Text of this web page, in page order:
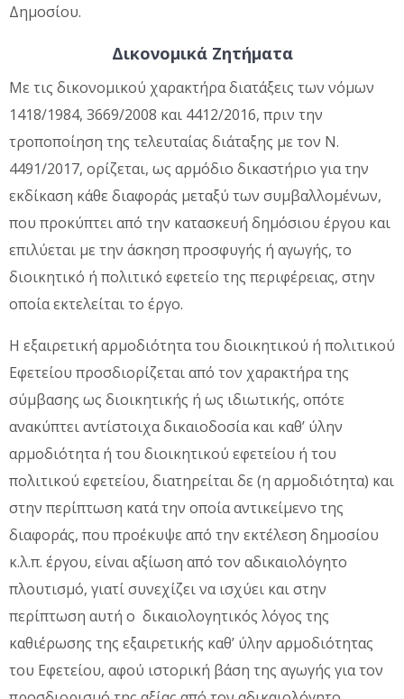
Δημοσίου.
Δικονομικά Ζητήματα
Με τις δικονομικού χαρακτήρα διατάξεις των νόμων
1418/1984, 3669/2008 και 4412/2016, πριν την
τροποποίηση της τελευταίας διάταξης με τον Ν.
4491/2017, ορίζεται, ως αρμόδιο δικαστήριο για την
εκδίκαση κάθε διαφοράς μεταξύ των συμβαλλομένων,
που προκύπτει από την κατασκευή δημόσιου έργου και
επιλύεται με την άσκηση προσφυγής ή αγωγής, το
διοικητικό ή πολιτικό εφετείο της περιφέρειας, στην
οποία εκτελείται το έργο.
Η εξαιρετική αρμοδιότητα του διοικητικού ή πολιτικού
Εφετείου προσδιορίζεται από τον χαρακτήρα της
σύμβασης ως διοικητικής ή ως ιδιωτικής, οπότε
ανακύπτει αντίστοιχα δικαιοδοσία και καθ’ ύλην
αρμοδιότητα ή του διοικητικού εφετείου ή του
πολιτικού εφετείου, διατηρείται δε (η αρμοδιότητα) και
στην περίπτωση κατά την οποία αντικείμενο της
διαφοράς, που προέκυψε από την εκτέλεση δημοσίου
κ.λ.π. έργου, είναι αξίωση από τον αδικαιολόγητο
πλουτισμό, γιατί συνεχίζει να ισχύει και στην
περίπτωση αυτή ο δικαιολογητικός λόγος της
καθιέρωσης της εξαιρετικής καθ’ ύλην αρμοδιότητας
του Εφετείου, αφού ιστορική βάση της αγωγής για τον